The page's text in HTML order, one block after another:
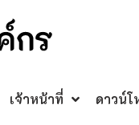
เจ้าหน้าที่ ดาวน์โ